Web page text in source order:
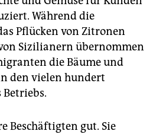
Während die
Pflücken von Zitronen
Sizilianern übernommen
die Bäume und
den vielen hundert
Betriebs.
Beschäftigten gut. Sie